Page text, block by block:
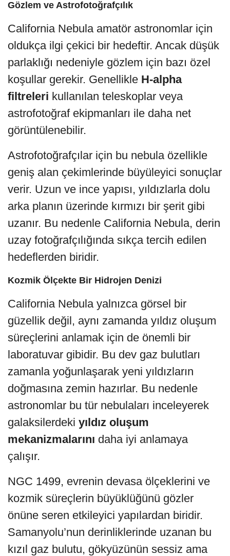
Gözlem ve Astrofotoğrafçılık
California Nebula amatör astronomlar için
oldukça ilgi çekici bir hedeftir. Ancak düşük
parlaklığı nedeniyle gözlem için bazı özel
koşullar gerekir. Genellikle H-alpha
filtreleri kullanılan teleskoplar veya
astrofotoğraf ekipmanları ile daha net
görüntülenebilir.
Astrofotoğrafçılar için bu nebula özellikle
geniş alan çekimlerinde büyüleyici sonuçlar
verir. Uzun ve ince yapısı, yıldızlarla dolu
arka planın üzerinde kırmızı bir şerit gibi
uzanır. Bu nedenle California Nebula, derin
uzay fotoğrafçılığında sıkça tercih edilen
hedeflerden biridir.
Kozmik Ölçekte Bir Hidrojen Denizi
California Nebula yalnızca görsel bir
güzellik değil, aynı zamanda yıldız oluşum
süreçlerini anlamak için de önemli bir
laboratuvar gibidir. Bu dev gaz bulutları
zamanla yoğunlaşarak yeni yıldızların
doğmasına zemin hazırlar. Bu nedenle
astronomlar bu tür nebulaları inceleyerek
galaksilerdeki yıldız oluşum
mekanizmalarını daha iyi anlamaya
çalışır.
NGC 1499, evrenin devasa ölçeklerini ve
kozmik süreçlerin büyüklüğünü gözler
önüne seren etkileyici yapılardan biridir.
Samanyolu’nun derinliklerinde uzanan bu
kızıl gaz bulutu, gökyüzünün sessiz ama